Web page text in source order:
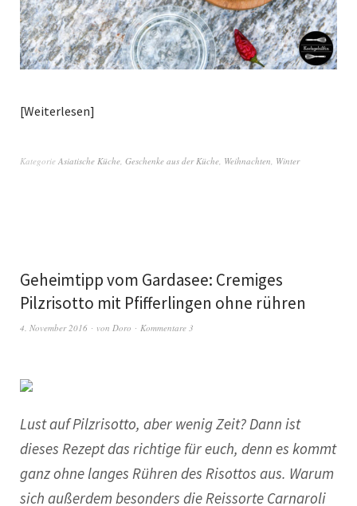
Weiterlesen
Kategorie Asiatische Küche, Geschenke aus der Küche, Weihnachten, Winter
Geheimtipp vom Gardasee: Cremiges
Pilzrisotto mit Pfifferlingen ohne rühren
4. November 2016 von Doro Kommentare 3
Lust auf Pilzrisotto, aber wenig Zeit? Dann ist
dieses Rezept das richtige für euch, denn es kommt
ganz ohne langes Rühren des Risottos aus. Warum
sich außerdem besonders die Reissorte Carnaroli